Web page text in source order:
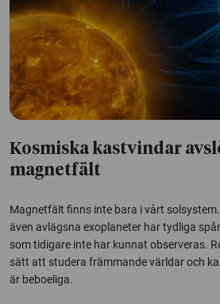
Kosmiska kastvindar
magnetfält
Magnetfält finns inte bara i vårt
även avlägsna exoplaneter har tydliga
som tidigare inte har kunnat observeras.
sätt att studera främmande världar och
är beboeliga.